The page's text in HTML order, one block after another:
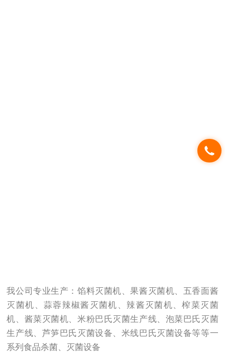
我公司专业生产：馅料灭菌机、果酱灭菌机、五香面酱
灭菌机、蒜蓉辣椒酱灭菌机、辣酱灭菌机、榨菜灭菌
机、酱菜灭菌机、米粉巴氏灭菌生产线、泡菜巴氏灭菌
生产线、芦笋巴氏灭菌设备、米线巴氏灭菌设备等等一
系列食品杀菌、灭菌设备